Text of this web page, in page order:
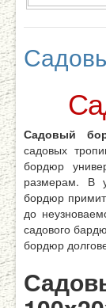
Садовый
садовых
бордюр
размерам. В
бордюр
до
садового
бордюр